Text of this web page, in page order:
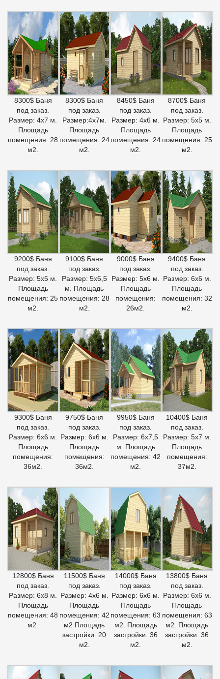
8300$ Баня
под заказ.
Размер: 4х7 м.
Площадь
помещения: 28
м2.
8300$ Баня
под заказ.
Размер:4х7м.
Площадь
помещения: 24
м2.
8450$ Баня
под заказ.
Размер: 4х6 м.
Площадь
помещения: 24
м2.
8700$ Баня
под заказ.
Размер: 5х5 м.
Площадь
помещения: 25
м2.
9200$ Баня
под заказ.
Размер: 5х5 м.
Площадь
помещения: 25
м2.
9100$ Баня
под заказ.
Размер: 5х6,5
м. Площадь
помещения: 28
м2.
9000$ Баня
под заказ.
Размер: 5х6 м.
Площадь
помещения:
26м2.
9400$ Баня
под заказ.
Размер: 6х6 м.
Площадь
помещения: 32
м2.
9300$ Баня
под заказ.
Размер: 6х6 м.
Площадь
помещения:
36м2.
9750$ Баня
под заказ.
Размер: 6х6 м.
Площадь
помещения:
36м2.
9950$ Баня
под заказ.
Размер: 6х7,5
м. Площадь
помещения: 42
м2.
10400$ Баня
под заказ.
Размер: 5х7 м.
Площадь
помещения:
37м2.
12800$ Баня
под заказ.
Размер: 6х8 м.
Площадь
помещения: 48
м2.
11500$ Баня
под заказ.
Размер: 4х6 м.
Площадь
помещения: 42
м2 Площадь
застройки: 20
м2.
14000$ Баня
под заказ.
Размер: 6х6 м.
Площадь
помещения: 63
м2. Площадь
застройки: 36
м2.
13800$ Баня
под заказ.
Размер: 6х6 м.
Площадь
помещения: 63
м2. Площадь
застройки: 36
м2.